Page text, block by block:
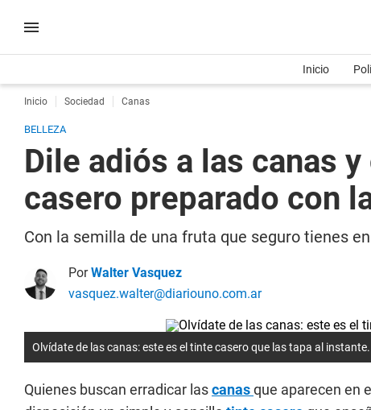
Inicio
Inicio Sociedad Canas
BELLEZA
Dile adiós a las canas
casero preparado con
Con la semilla de una fruta que seguro tienes
PorWalter Vasquez
vasquez.walter@diariouno.com.ar
Olvídate de las canas: este es el tinte casero que las tapa al instante.
Quienes buscan erradicar lascanasque aparecen en el